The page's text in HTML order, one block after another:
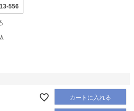
556
カートに入れる